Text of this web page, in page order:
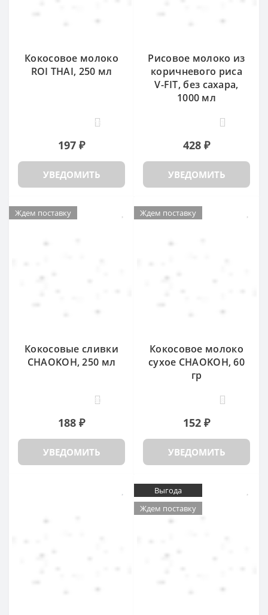
Кокосовое молоко
ROI THAI, 250 мл
18
197 ₽
УВЕДОМИТЬ
Рисовое молоко из
коричневого риса
V-FIT, без сахара,
1000 мл
428 ₽
УВЕДОМИТЬ
Ждем поставку
Кокосовые сливки
CHAOKOH, 250 мл
30
188 ₽
УВЕДОМИТЬ
Ждем поставку
Кокосовое молоко
сухое CHAOKOH, 60
гр
152 ₽
УВЕДОМИТЬ
Выгода
Ждем поставку